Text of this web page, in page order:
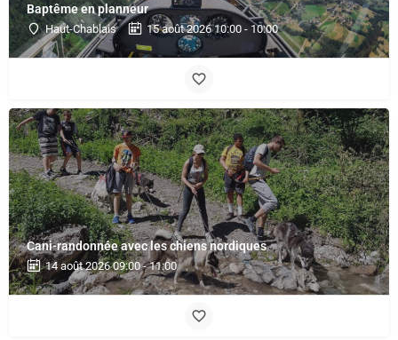
Baptême en planneur
Haut-Chablais 15 août 2026 10:00 - 10:00
Cani-randonnée avec les chiens nordiques
14 août 2026 09:00 - 11:00